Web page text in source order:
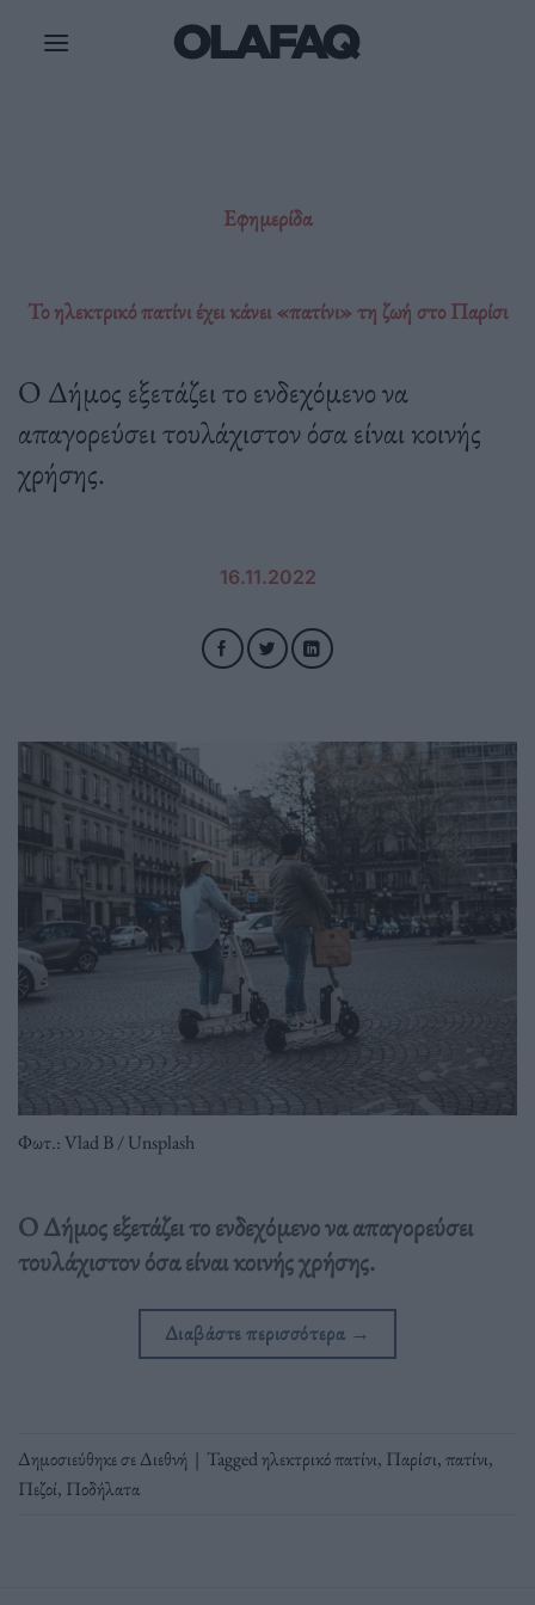
Εφημερίδα
Το ηλεκτρικό πατίνι έχει κάνει «πατίνι» τη ζωή στο Παρίσι
O Δήμος εξετάζει το ενδεχόμενο να
απαγορεύσει τουλάχιστον όσα είναι κοινής
χρήσης.
16.11.2022
Φωτ.: Vlad B / Unsplash
O Δήμος εξετάζει το ενδεχόμενο να απαγορεύσει
τουλάχιστον όσα είναι κοινής χρήσης.
Διαβάστε περισσότερα →
Δημοσιεύθηκε σεΔιεθνή | Taggedηλεκτρικό πατίνι, Παρίσι,πατίνι,
Πεζοί, Ποδήλατα